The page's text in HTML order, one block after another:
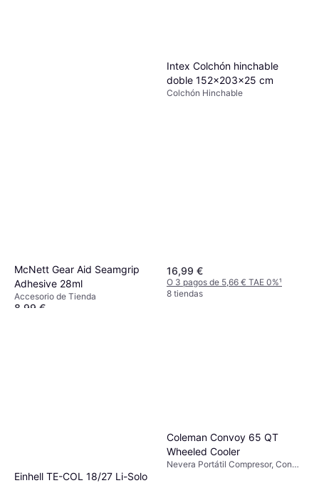
McNett Gear Aid Seamgrip
Adhesive 28ml
Accesorio de Tienda
8,99 €
Intex Colchón hinchable
doble 152x203x25 cm
Colchón Hinchable
16,99 €
O 3 pagos de 5,66 € TAE 0%¹
8 tiendas
Einhell TE-COL 18/27 Li-Solo
Coleman Convoy 65 QT
Wheeled Cooler
Nevera Portátil Compresor, Con